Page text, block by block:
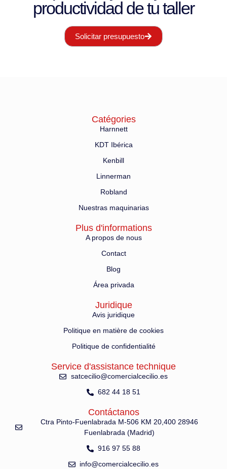
productividad de tu taller
Solicitar presupuesto
Catégories
Harnnett
KDT Ibérica
Kenbill
Linnerman
Robland
Nuestras maquinarias
Plus d'informations
A propos de nous
Contact
Blog
Área privada
Juridique
Avis juridique
Politique en matière de cookies
Politique de confidentialité
Service d'assistance technique
satcecilio@comercialcecilio.es
682 44 18 51
Contáctanos
Ctra Pinto-Fuenlabrada M-506 KM 20,400 28946
Fuenlabrada (Madrid)
916 97 55 88
info@comercialcecilio.es